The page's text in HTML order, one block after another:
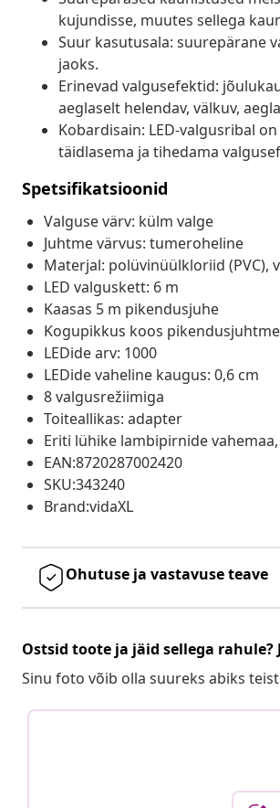
kujundisse, muutes sellega
Suur kasutusala: suurepärane
jaoks.
Erinevad valgusefektid:
aeglaselt helendav, välkuv,
Kobardisain: LED-valgusribal
täidlasema ja tihedama
Spetsifikatsioonid
Valguse värv: külm valge
Juhtme värvus: tumeroheline
Materjal: polüvinüülkloriid (PVC),
LED valguskett: 6 m
Kaasas 5 m pikendusjuhe
Kogupikkus koos
LEDide arv: 1000
LEDide vaheline kaugus: 0,6 cm
8 valgusrežiimiga
Toiteallikas: adapter
Eriti lühike lambipirnide
EAN:8720287002420
SKU:343240
Brand:vidaXL
Ohutuse ja vastavuse teave
Ostsid toote ja jäid sellega rahule?
Sinu foto võib olla suureks abiks